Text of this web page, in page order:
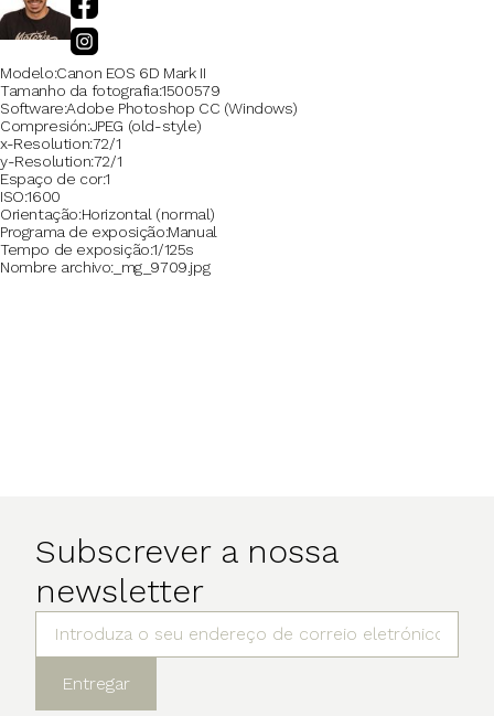
Modelo Canon EOS 6D Mark II
Tamanho da fotografia1500579
Software Adobe Photoshop CC (Windows)
Compresión JPEG (old-style)
x-Resolution72/1
y-Resolution72/1
Espaço de cor1
ISO 1600
Orientação Horizontal (normal)
Programa de exposição Manual
Tempo de exposição 1/125s
Nombre archivo
_mg_9709.jpg
Subscrever a nossa
newsletter
Entregar